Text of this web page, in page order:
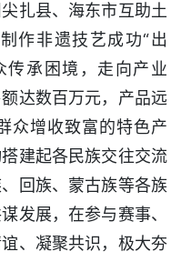
扎县、海东市互助土
作非遗技艺成功“出
传承困境，走向产业
达数百万元，产品远
众增收致富的特色产
建起各民族交往交流
回族、蒙古族等各族
发展，在参与赛事、
、凝聚共识，极大夯